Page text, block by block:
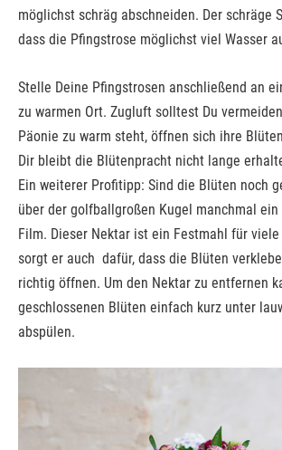
möglichst schräg abschneiden. Der schräge
dass die Pfingstrose möglichst viel Wasser
Stelle Deine Pfingstrosen anschließend an
zu warmen Ort. Zugluft solltest Du
Päonie zu warm steht, öffnen sich ihre
Dir bleibt die Blütenpracht nicht lange
Ein weiterer Profitipp: Sind die Blüten noch
über der golfballgroßen Kugel manchmal
Film. Dieser Nektar ist ein Festmahl für
sorgt er auch dafür, dass die Blüten
richtig öffnen. Um den Nektar zu entfernen
geschlossenen Blüten einfach kurz unter
abspülen.